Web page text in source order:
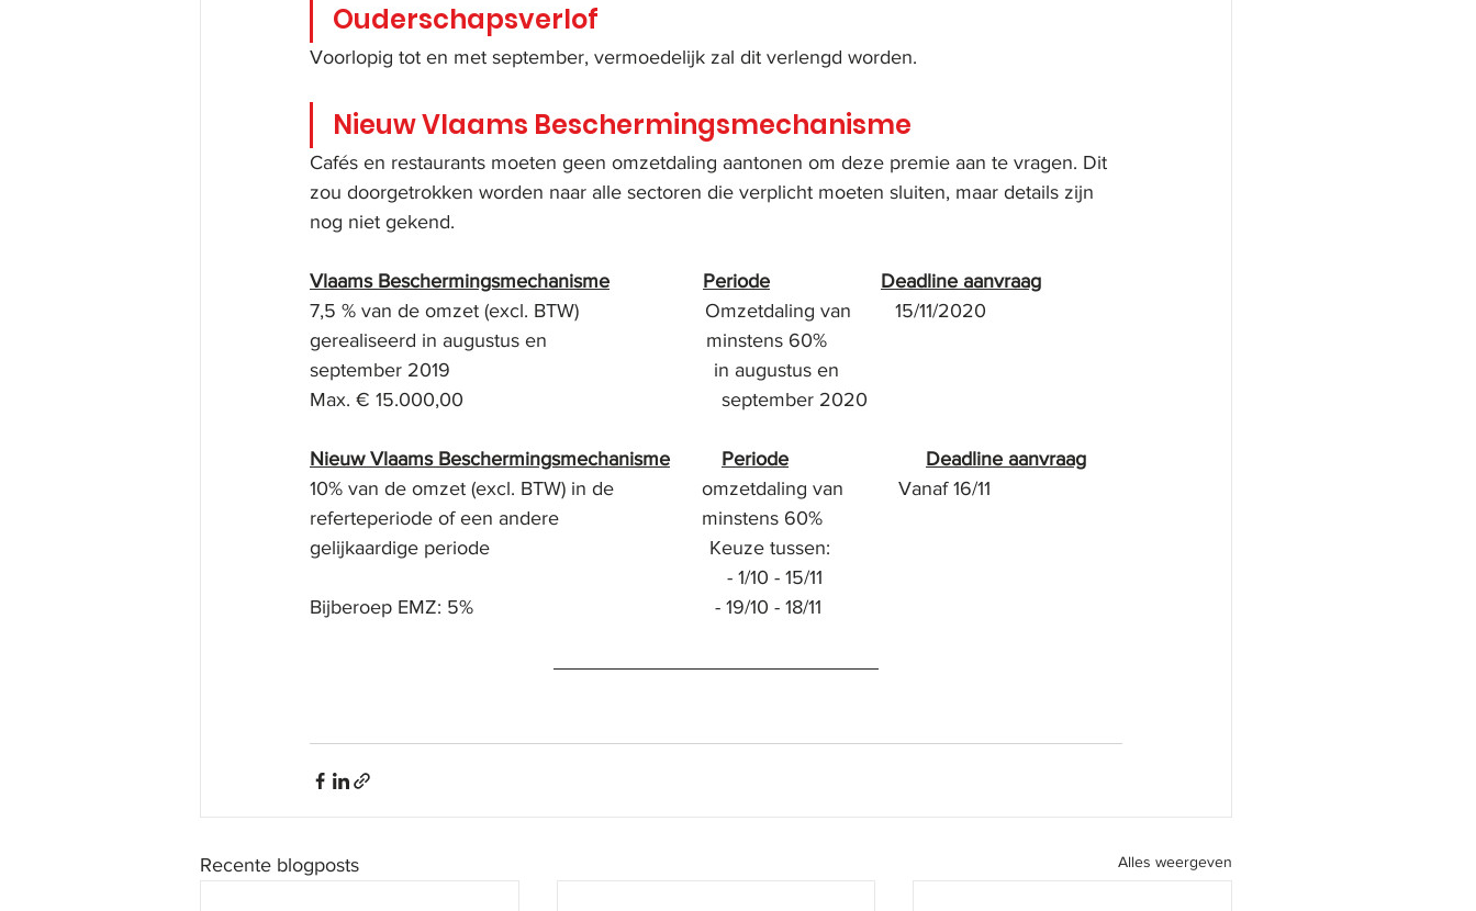
Ouderschapsverlof
Voorlopig tot en met september, vermoedelijk zal dit verlengd worden.
Nieuw Vlaams Beschermingsmechanisme
Cafés en restaurants moeten geen omzetdaling aantonen om deze premie aan te vragen. Dit
zou doorgetrokken worden naar alle sectoren die verplicht moeten sluiten, maar details zijn
nog niet gekend.
Vlaams Beschermingsmechanisme Periode
Deadline aanvraag
7,5 % van de omzet (excl. BTW)                       Omzetdaling van        15/11/2020
gerealiseerd in augustus en                             minstens 60%
september 2019                                                in augustus en
Max. € 15.000,00                                               september 2020
Nieuw Vlaams Beschermingsmechanisme Periode
Deadline aanvraag
10% van de omzet (excl. BTW) in de                omzetdaling van          Vanaf 16/11
referteperiode of een andere                          minstens 60%
gelijkaardige periode                                        Keuze tussen:
                                                                            - 1/10 - 15/11
Bijberoep EMZ: 5%                                            - 19/10 - 18/11
Recente blogposts Alles weergeven